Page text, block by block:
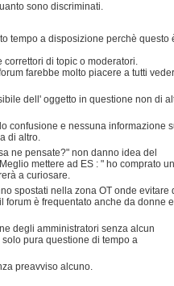
sono discriminati.
tempo a disposizione perchè questo
di topic o moderatori.
farebbe molto piacere a tutti
dell' oggetto in questione non di
confusione e nessuna informazione
di altro.
ne pensate?" non danno idea del
mettere ad ES : " ho comprato un
a curiosare.
spostati nella zona OT onde evitare
forum è frequentato anche da donne e
degli amministratori senza alcun
pura questione di tempo a
preavviso alcuno.